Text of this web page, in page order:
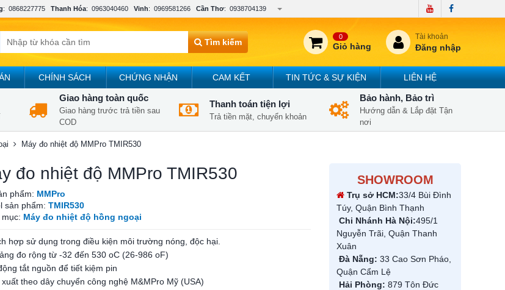
: 0868227775 Thanh Hóa: 0963040460 Vinh: 0969581266 Cần Thơ: 0938704139
Tìm kiếm
0
Giỏ hàng
Tài khoản
Đăng nhập
CHÍNH SÁCH CHỨNG NHẬN CAM KẾT TIN TỨC & SỰ KIỆN LIÊN HỆ
Giao hàng toàn quốc
Giao hàng trước trả tiền sau
COD
Thanh toán tiện lợi
Trả tiền mặt, chuyển khoản
Bảo hành, Bảo trì
Hướng dẫn & Lắp đặt Tận
nơi
Máy đo nhiệt độ MMPro TMIR530
đo nhiệt độ MMPro TMIR530
phẩm: MMPro
sản phẩm: TMIR530
mục: Máy đo nhiệt độ hồng ngoại
hợp sử dụng trong điều kiện môi trường nóng, độc hại.
đo rộng từ -32 đến 530 oC (26-986 oF)
tắt nguồn để tiết kiệm pin
theo dây chuyển công nghệ M&MPro Mỹ (USA)
SHOWROOM
Trụ sở HCM:33/4 Bùi Đình
Túy, Quận Bình Thạnh
Chi Nhánh Hà Nội:495/1
Nguyễn Trãi, Quận Thanh
Xuân
Đà Nẵng: 33 Cao Sơn Pháo,
Quận Cẩm Lệ
Hải Phòng: 879 Tôn Đức